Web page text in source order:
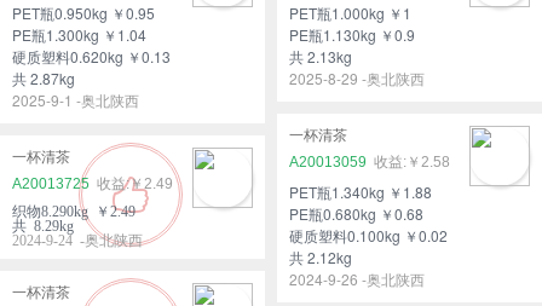
PET瓶0.950kg ￥0.95
PE瓶1.300kg ￥1.04
硬质塑料0.620kg ￥0.13
共 2.87kg
2025-9-1 -奥北陕西
PET瓶1.000kg ￥1
PE瓶1.130kg ￥0.9
共 2.13kg
2025-8-29 -奥北陕西
一杯清茶
A20013059
￥2.58
PET瓶1.340kg ￥1.88
PE瓶0.680kg ￥0.68
硬质塑料0.100kg ￥0.02
共 2.12kg
2024-9-26 -奥北陕西
一杯清茶
A20013725
￥2.49
织物8.290kg ￥2.49
共 8.29kg
2024-9-24 -奥北陕西
一杯清茶